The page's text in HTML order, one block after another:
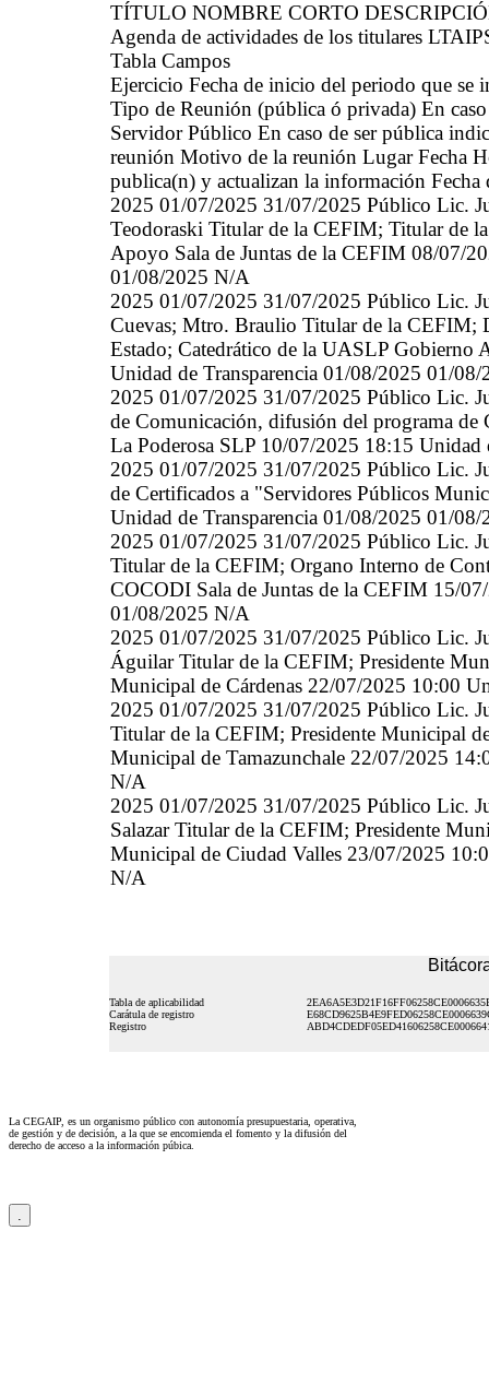
TÍTULO NOMBRE CORTO
Agenda de actividades de los titulares
Tabla Campos
Ejercicio Fecha de inicio del periodo que se
Tipo de Reunión (pública ó privada) En
Servidor Público En caso de ser pública
reunión Motivo de la reunión Lugar Fecha
publica(n) y actualizan la información
2025 01/07/2025 31/07/2025 Público Lic.
Teodoraski Titular de la CEFIM; Titular de
Apoyo Sala de Juntas de la CEFIM 08/07/
01/08/2025 N/A
2025 01/07/2025 31/07/2025 Público Lic.
Cuevas; Mtro. Braulio Titular de la CEFIM;
Estado; Catedrático de la UASLP Gobierno
Unidad de Transparencia 01/08/2025 01/
2025 01/07/2025 31/07/2025 Público Lic.
de Comunicación, difusión del programa
La Poderosa SLP 10/07/2025 18:15
2025 01/07/2025 31/07/2025 Público Lic.
de Certificados a "Servidores Públicos
Unidad de Transparencia 01/08/2025 01/
2025 01/07/2025 31/07/2025 Público Lic.
Titular de la CEFIM; Organo Interno de
COCODI Sala de Juntas de la CEFIM 15/
01/08/2025 N/A
2025 01/07/2025 31/07/2025 Público Lic.
Águilar Titular de la CEFIM; Presidente
Municipal de Cárdenas 22/07/2025 10:00
2025 01/07/2025 31/07/2025 Público Lic.
Titular de la CEFIM; Presidente Municipal
Municipal de Tamazunchale 22/07/2025
N/A
2025 01/07/2025 31/07/2025 Público Lic.
Salazar Titular de la CEFIM; Presidente
Municipal de Ciudad Valles 23/07/2025
N/A
Tabla de aplicabilidad
Carátula de registro
Registro
La CEGAIP, es un organismo público con autonomía presupuestaria, operativa,
de gestión y de decisión, a la que se encomienda el fomento y la difusión del
derecho de acceso a la información púbica.